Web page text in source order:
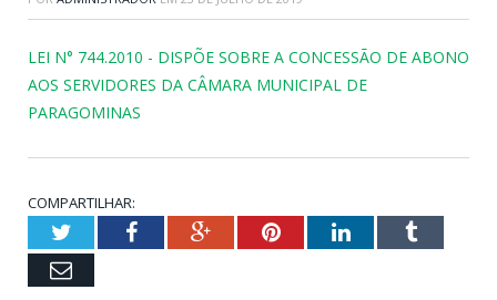
LEI N° 744.2010 - DISPÕE SOBRE A CONCESSÃO DE ABONO
AOS SERVIDORES DA CÂMARA MUNICIPAL DE
PARAGOMINAS
COMPARTILHAR:
TwitterFacebookGoogle+PinterestLinkedInTumblr
Email